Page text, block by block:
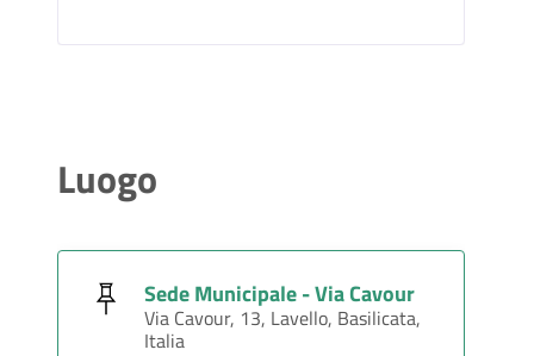
Luogo
Sede Municipale - Via Cavour
Via Cavour, 13, Lavello, Basilicata,
Italia